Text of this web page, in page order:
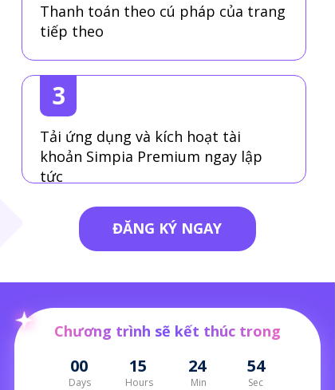
Tải ứng dụng và kích hoạt tài
khoản Simpia Premium ngay lập
tức
3
Thanh toán theo cú pháp của trang
tiếp theo
ĐĂNG KÝ NGAY
Chương trình sẽ kết thúc trong
00 15 24 54
Days Hours Min Sec